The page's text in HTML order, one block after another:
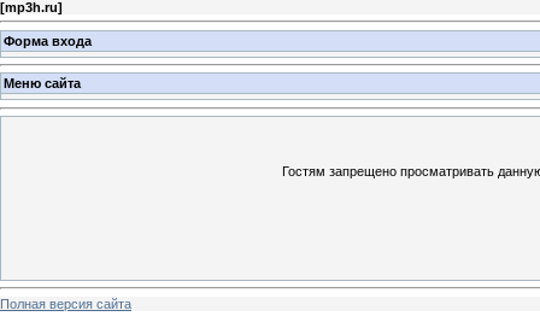
[mp3h.ru]
Форма входа
Меню сайта
Гостям запрещено просматривать
Полная версия сайта